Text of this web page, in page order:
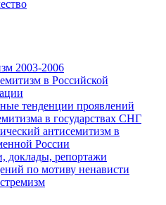
2003-2006
в Российской
тенденции проявлений
в государствах СНГ
антисемитизм в
России
доклады, репортажи
по мотиву ненависти